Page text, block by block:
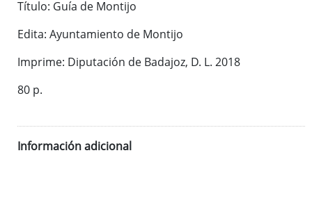
Publicaciones del CEEX
Enlaces de interés
Título: Guía de Montijo
Edita: Ayuntamiento de Montijo
Imprime: Diputación de Badajoz, D. L. 2018
80 p.
Información adicional